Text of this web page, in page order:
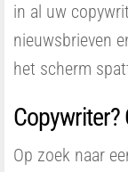
in al uw
nieuwsbrieven
het scherm
Copywriter?
Op zoek naar